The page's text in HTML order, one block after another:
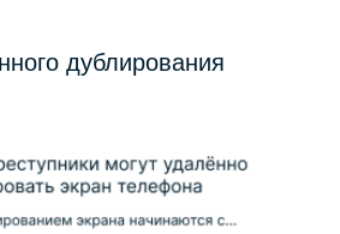
дублирования